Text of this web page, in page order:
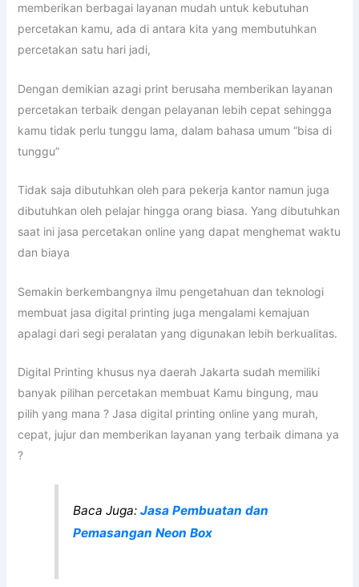
memberikan berbagai layanan mudah untuk kebutuhan
percetakan kamu, ada di antara kita yang membutuhkan
percetakan satu hari jadi,
Dengan demikian azagi print berusaha memberikan layanan
percetakan terbaik dengan pelayanan lebih cepat sehingga
kamu tidak perlu tunggu lama, dalam bahasa umum “bisa di
tunggu”
Tidak saja dibutuhkan oleh para pekerja kantor namun juga
dibutuhkan oleh pelajar hingga orang biasa. Yang dibutuhkan
saat ini jasa percetakan online yang dapat menghemat waktu
dan biaya
Semakin berkembangnya ilmu pengetahuan dan teknologi
membuat jasa digital printing juga mengalami kemajuan
apalagi dari segi peralatan yang digunakan lebih berkualitas.
Digital Printing khusus nya daerah Jakarta sudah memiliki
banyak pilihan percetakan membuat Kamu bingung, mau
pilih yang mana ? Jasa digital printing online yang murah,
cepat, jujur dan memberikan layanan yang terbaik dimana ya
?
Baca Juga:Jasa Pembuatan dan
Pemasangan Neon Box